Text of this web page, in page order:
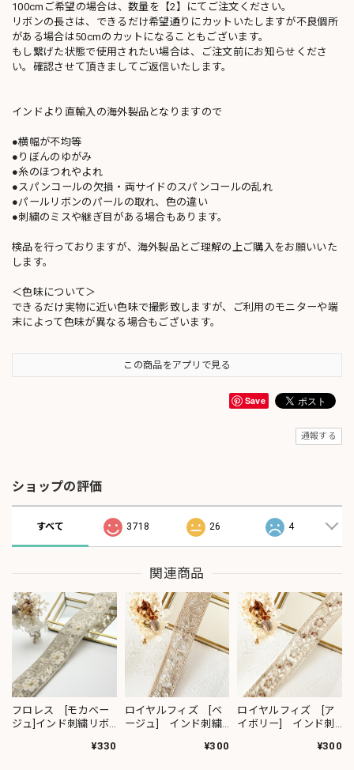
100cmご希望の場合は、数量を【2】にてご注文ください。
リボンの長さは、できるだけ希望通りにカットいたしますが不良個所
がある場合は50cmのカットになることもございます。
もし繋げた状態で使用されたい場合は、ご注文前にお知らせくださ
い。確認させて頂きましてご返信いたします。
インドより直輸入の海外製品となりますので
●横幅が不均等
●りぼんのゆがみ
●糸のほつれやよれ
●スパンコールの欠損・両サイドのスパンコールの乱れ
●パールリボンのパールの取れ、色の違い
●刺繍のミスや継ぎ目がある場合もあります。
検品を行っておりますが、海外製品とご理解の上ご購入をお願いいた
します。
＜色味について＞
できるだけ実物に近い色味で撮影致しますが、ご利用のモニターや端
末によって色味が異なる場合もございます。
この商品をアプリで見る
Save
通報する
ショップの評価
すべて 3718 26 4
関連商品
フロレス [モカベー
ジュ]インド刺繍リボ
¥330
ロイヤルフィズ [ベ
ージュ] インド刺繍
¥300
ロイヤルフィズ [ア
イボリー] インド刺
¥300